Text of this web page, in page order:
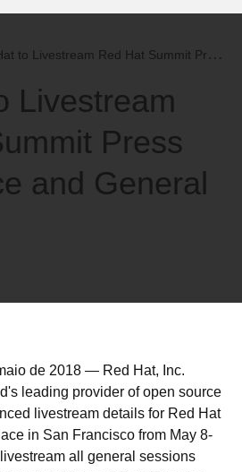
Livestream Red Hat Summit Press Conference and General Sess...
Livestream
Press
and General
de 2018 — Red Hat, Inc.
leading provider of open source
livestream details for Red Hat
in San Francisco from May 8-
all general sessions